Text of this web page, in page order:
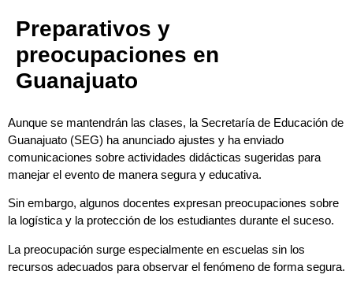
Preparativos y
preocupaciones en
Guanajuato
Aunque se mantendrán las clases, la Secretaría de Educación de
Guanajuato (SEG) ha anunciado ajustes y ha enviado
comunicaciones sobre actividades didácticas sugeridas para
manejar el evento de manera segura y educativa.
Sin embargo, algunos docentes expresan preocupaciones sobre
la logística y la protección de los estudiantes durante el suceso.
La preocupación surge especialmente en escuelas sin los
recursos adecuados para observar el fenómeno de forma segura.